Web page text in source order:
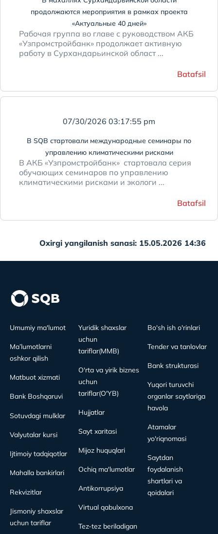
продолжаются мероприятия в рамках проекта
«Актуальные 40 дней»
Рабочая группа во главе с руководством АКБ
«Узпромстройбанк» продолжает активную
работу в Сурхандарьинской област ...
Batafsil
07/30/2026 03:17:55 pm
В SQB стартовали международные семинары по
управлению климатическими рисками
В АКБ «Узпромстройбанк» стартовала серия
обучающих семинаров по управлению
климатическими рисками и экологи ...
Batafsil
Oxirgi yangilanish sanasi: 15.05.2026 14:36
Umumiy ma'lumot
Ma’lumotlarni
oshkor qilish
Matbuot xizmati
Bank Boshqaruvi
Sotuvdagi mulklar
Valyutalar kursi
Ijtimoiy tadqiqotlar
Mahalla bankirlari
Rekvizitlar
Jismoniy shaxslar
uchun tariflar
Yuridik shaxslar
uchun
tariflar(MMB)
O'rta va yirik biznes
uchun
tariflar(O'YB)
Hujjatlar
Sayt xaritasi
Mijoz huquqlari
Ochiq ma'lumotlar
Antikorrupsiya
Virtual qabulxona
Tez-tez beriladigan
Bo'sh ish o'rinlari
Tender va tanlovlar
Bank strukturasi
Yuqori turuvchi
organlar saytlariga
havola
Atamalar
yo'riqnomasi
Saytdan
foydalanish
shartlari va
qoidalari